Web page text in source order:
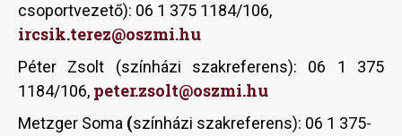
csoportvezető): 06 1 375 1184/106,
ircsik.terez@oszmi.hu
Péter Zsolt (színházi szakreferens): 06 1 375
1184/106, peter.zsolt@oszmi.hu
Metzger Soma (színházi szakreferens): 06 1 375-